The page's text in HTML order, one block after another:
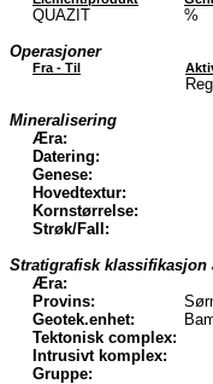
QUAZIT
%
Operasjoner
Fra - Til
Mineralisering
Æra:
Datering:
Genese:
Hovedtextur:
Kornstørrelse:
Strøk/Fall:
Stratigrafisk klassifikasjon
Æra:
Provins:
Geotek.enhet:
Tektonisk complex:
Intrusivt komplex:
Gruppe: